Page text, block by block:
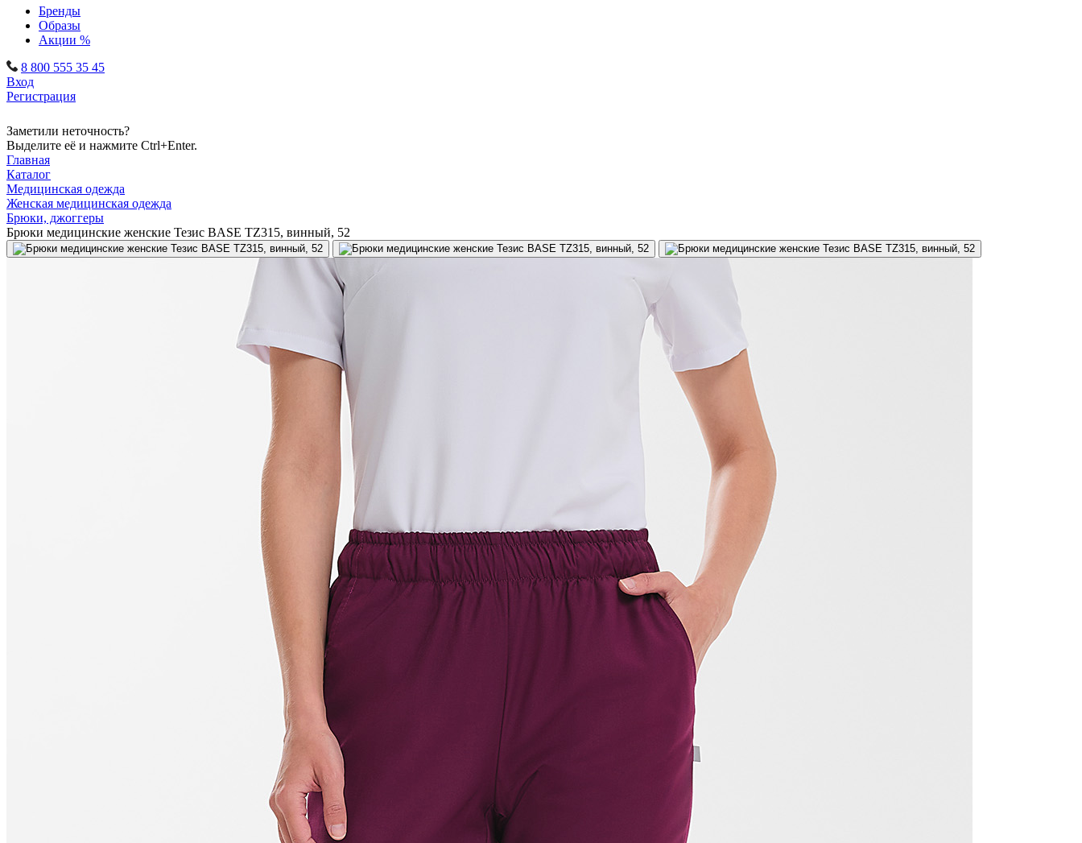
Бренды
Образы
Акции %
8 800 555 35 45
Вход
Регистрация
Заметили неточность?
Выделите её и нажмите Ctrl+Enter.
Главная
Каталог
Медицинская одежда
Женская медицинская одежда
Брюки, джоггеры
Брюки медицинские женские Тезис BASE TZ315, винный, 52